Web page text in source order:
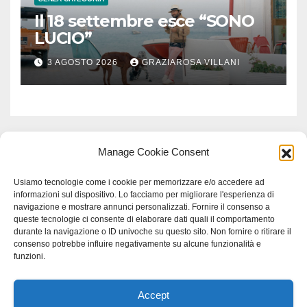
Manage Cookie Consent
Usiamo tecnologie come i cookie per memorizzare e/o accedere ad
informazioni sul dispositivo. Lo facciamo per migliorare l'esperienza di
navigazione e mostrare annunci personalizzati. Fornire il consenso a
queste tecnologie ci consente di elaborare dati quali il comportamento
durante la navigazione o ID univoche su questo sito. Non fornire o ritirare il
consenso potrebbe influire negativamente su alcune funzionalità e
funzioni.
Accept
Il 18 settembre esce “SONO
LUCIO”
3 AGOSTO 2026 GRAZIAROSA VILLANI
Proudly powered by WordPress|Tema: Newspaperex di